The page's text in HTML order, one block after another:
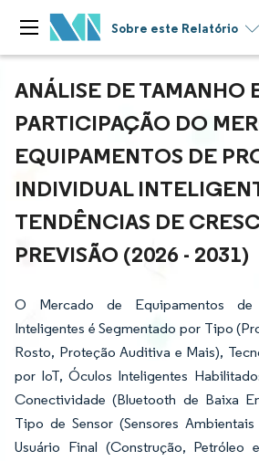
Sobre este Relatório
ANÁLISE DE TAMANHO
PARTICIPAÇÃO DO
EQUIPAMENTOS DE
INDIVIDUAL
TENDÊNCIAS DE
PREVISÃO (2026 - 2031)
O Mercado de Equipamentos de
Inteligentes é Segmentado por Tipo
Rosto, Proteção Auditiva e Mais),
por IoT, Óculos Inteligentes
Conectividade (Bluetooth de Baixa
Tipo de Sensor (Sensores
Usuário Final (Construção,